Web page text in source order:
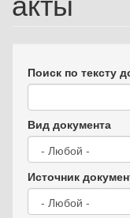
Поиск по тексту
Вид документа
Источник